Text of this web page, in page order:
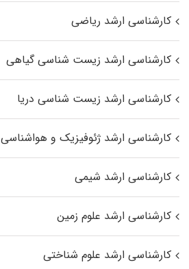
کارشناسی ارشد ریاضی
کارشناسی ارشد زیست‌ شناسی گیاهی
کارشناسی ارشد زیست‌ شناسی دریا
کارشناسی ارشد ژئوفیزیک و هواشناسی
کارشناسی ارشد شیمی
کارشناسی ارشد علوم زمین
کارشناسی ارشد علوم شناختی